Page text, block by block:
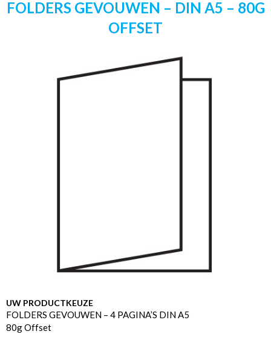
FOLDERS GEVOUWEN – DIN A5 – 80G
OFFSET
UW PRODUCTKEUZE
FOLDERS GEVOUWEN – 4 PAGINA’S DIN A5
80g Offset